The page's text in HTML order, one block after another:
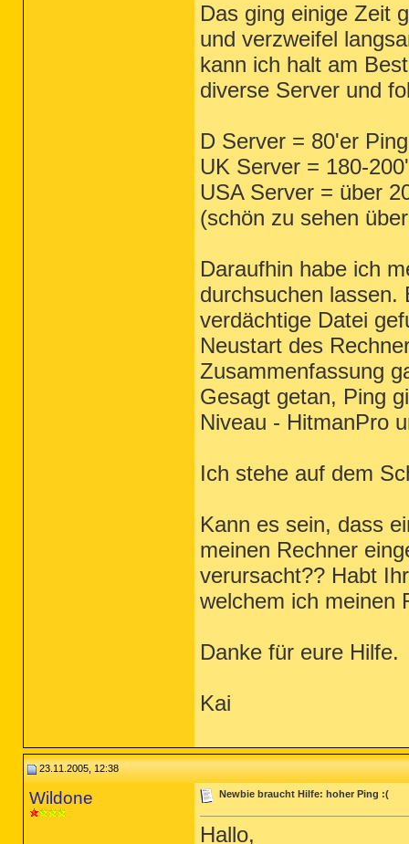
Das ging einige Zeit
und verzweifel
kann ich halt am
diverse Server und
D Server = 80'er Ping
UK Server = 180-
USA Server = über
(schön zu sehen
Daraufhin habe ich
durchsuchen lassen.
verdächtige Datei
Neustart des
Zusammenfassung
Gesagt getan, Ping
Niveau - HitmanPro
Ich stehe auf dem
Kann es sein, dass
meinen Rechner
verursacht?? Habt
welchem ich meinen
Danke für eure Hilfe.
Kai
23.11.2005, 12:38
Wildone Newbie braucht Hilfe: hoher Ping :(
Hallo,